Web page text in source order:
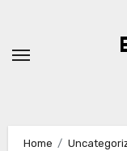
content
Home